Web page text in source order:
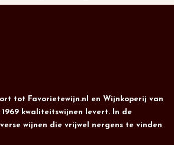
tot Favorietewijn.nl en Wijnkoperij van
kwaliteitswijnen levert. In de
wijnen die vrijwel nergens te vinden